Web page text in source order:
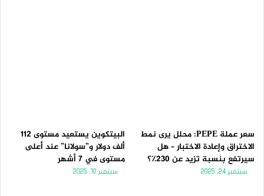
سعر عملة PEPE: محلل يرى نمط
الاختراق وإعادة الاختبار – هل
سيرتفع بنسبة تزيد عن 230٪؟
سبتمبر 24, 2025
البيتكوين يستعيد مستوى 112
ألف دولار و”سولانا” عند أعلى
مستوى في 7 أشهر
سبتمبر 10, 2025